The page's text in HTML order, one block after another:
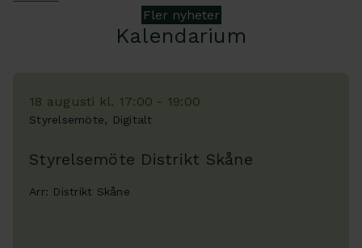
Fler nyheter
Kalendarium
18 augusti kl. 17:00 - 19:00
Styrelsemöte, Digitalt
Styrelsemöte Distrikt Skåne
Arr: Distrikt Skåne